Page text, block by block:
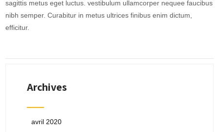
sagittis metus eget luctus. vestibulum ullamcorper nequee faucibus
nibh semper. Curabitur in metus ultrices finibus enim dictum,
efficitur.
Archives
avril 2020